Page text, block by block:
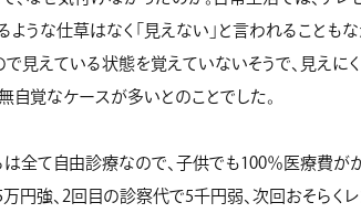
ような仕草はなく「見えない」と言われることも
見えている状態を覚えていないそうで、見えに
自覚なケースが多いとのことでした。
全て自由診療なので、子供でも100％医療費が
円強、2回目の診察代で5千円弱、次回おそらく